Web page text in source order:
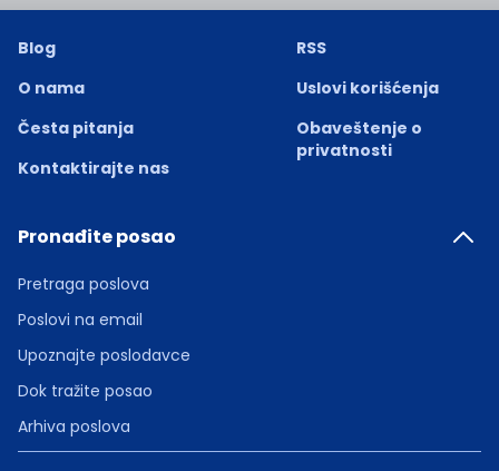
Blog
O nama
Česta pitanja
Kontaktirajte nas
RSS
Uslovi korišćenja
Obaveštenje o
privatnosti
Pronađite posao
Pretraga poslova
Poslovi na email
Upoznajte poslodavce
Dok tražite posao
Arhiva poslova